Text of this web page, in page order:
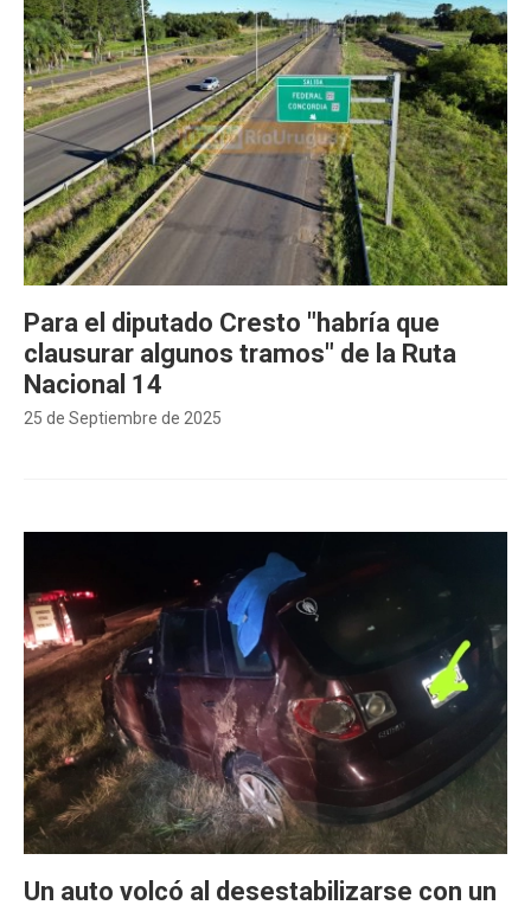
25 de Septiembre de 2025
Para el diputado Cresto "habría que
clausurar algunos tramos" de la Ruta
Nacional 14
Un auto volcó al desestabilizarse con un